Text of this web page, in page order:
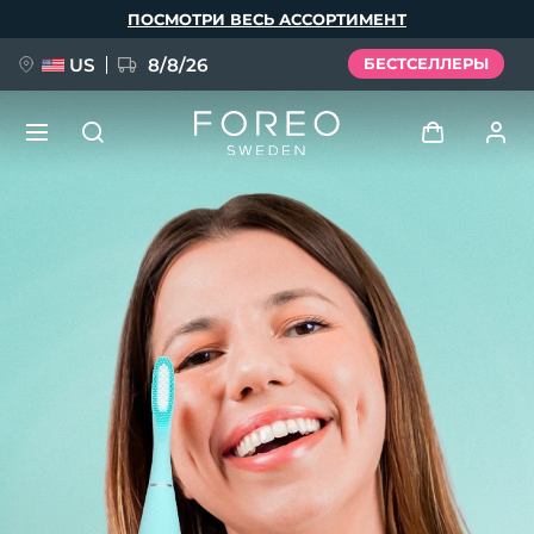
ПОСМОТРИ ВЕСЬ АССОРТИМЕНТ
US 8/8/26 БЕСТСЕЛЛЕРЫ
Профиль пользователя
Мои приборы
Мои заказы
Мои адреса
Мои подписки
FAQ™ Pure Beauty-Tech Elixir
BREAKING NEWS
issa™ Teeth Whitening Set
Deutsch
Español
Français
Italiano
Português
Svenska
Русский
简体中文 繁體中文